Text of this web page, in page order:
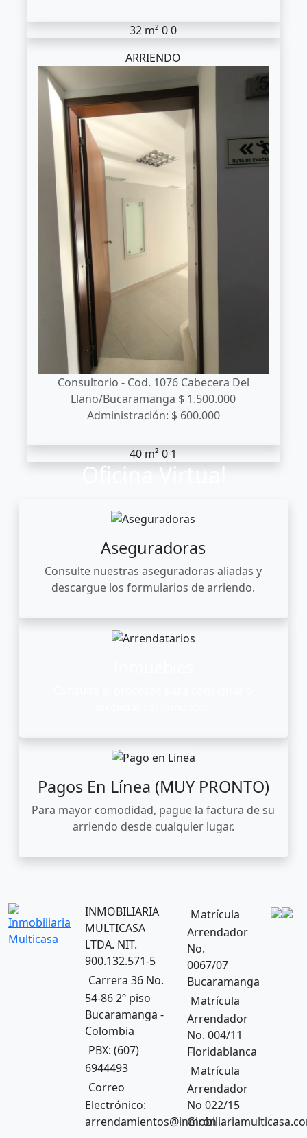
32 m² 0 0
ARRIENDO
Consultorio - Cod. 1076 Cabecera Del
Llano/Bucaramanga $ 1.500.000
Administración: $ 600.000
40 m² 0 1
Oficina Virtual
Aseguradoras
Consulte nuestras aseguradoras aliadas y
descargue los formularios de arriendo.
Pagos En Línea (MUY PRONTO)
Para mayor comodidad, pague la factura de su
arriendo desde cualquier lugar.
INMOBILIARIA
MULTICASA
LTDA. NIT.
900.132.571-5
Carrera 36 No.
54-86 2º piso
Bucaramanga -
Colombia
PBX: (607)
6944493
Correo
Electrónico:
Matrícula
Arrendador
No.
0067/07
Bucaramanga
Matrícula
Arrendador
No. 004/11
Floridablanca
Matrícula
Arrendador
No 022/15
Girón